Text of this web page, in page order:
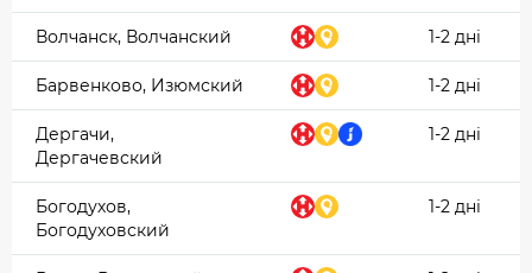
Волчанск, Волчанский 1-2 дні
Барвенково, Изюмский 1-2 дні
Дергачи,
Дергачевский
1-2 дні
Богодухов,
Богодуховский
1-2 дні